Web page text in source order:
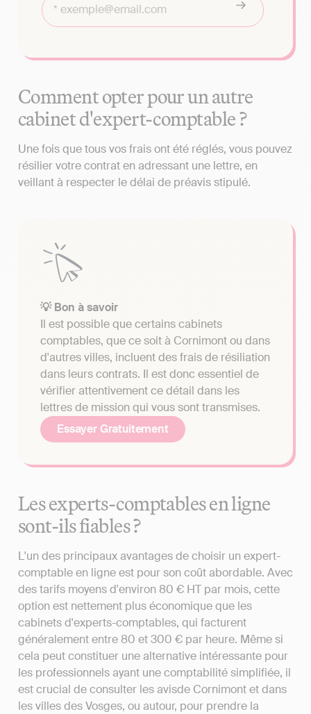
Comment opter pour un autre
cabinet d'expert-comptable ?
Une fois que tous vos frais ont été réglés, vous pouvez
résilier votre contrat en adressant une lettre, en
veillant à respecter le délai de préavis stipulé.
💡 Bon à savoir
Il est possible que certains cabinets
comptables, que ce soit à Cornimont ou dans
d'autres villes, incluent des frais de résiliation
dans leurs contrats. Il est donc essentiel de
vérifier attentivement ce détail dans les
lettres de mission qui vous sont transmises.
Essayer Gratuitement
Les experts-comptables en ligne
sont-ils fiables ?
L'un des principaux avantages de choisir un expert-
comptable en ligne est pour son coût abordable. Avec
des tarifs moyens d'environ 80 € HT par mois, cette
option est nettement plus économique que les
cabinets d'experts-comptables, qui facturent
généralement entre 80 et 300 € par heure. Même si
cela peut constituer une alternative intéressante pour
les professionnels ayant une comptabilité simplifiée, il
est crucial de consulter les avisde Cornimont et dans
les villes des Vosges, ou autour, pour prendre la